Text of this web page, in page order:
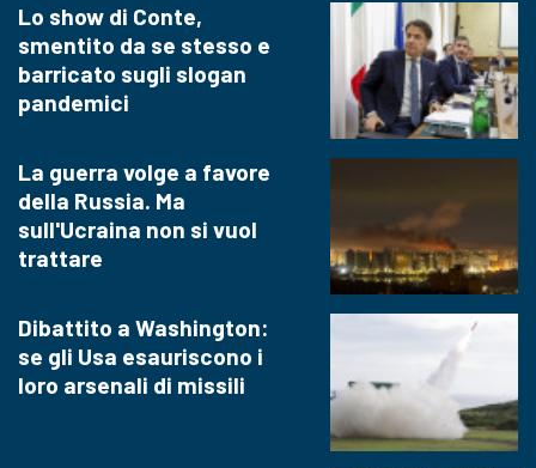
Lo show di Conte,
smentito da se stesso e
barricato sugli slogan
pandemici
La guerra volge a favore
della Russia. Ma
sull'Ucraina non si vuol
trattare
Dibattito a Washington:
se gli Usa esauriscono i
loro arsenali di missili